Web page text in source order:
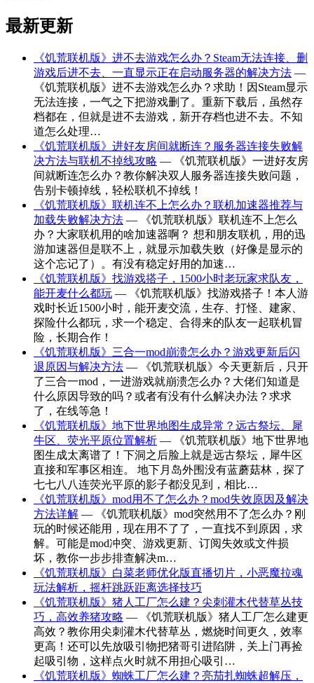
最新更新
《饥荒联机版》进不去游戏怎么办？Steam无法连接、删
游戏后进不去、一直显示正在启动服务器的解决方法 —
《饥荒联机版》进不去游戏怎么办？求助！因Steam显示
无法连接，一气之下把游戏删了。重新下载后，虽然存
档都在，但就是进不去游戏，新开存档也进不去。不知
道怎么处理…
《饥荒联机版》进好友房间就断连？服务器连接失败解
决方法与联机不掉线攻略 — 《饥荒联机版》一进好友房
间就断连怎么办？教你解决双人服务器连接失败问题，
告别卡顿掉线，轻松联机不掉线！
《饥荒联机版》联机连不上怎么办？联机加速器推荐与
加载失败解决方法 — 《饥荒联机版》联机连不上怎么
办？大家联机用的啥加速器啊？ 想和朋友联机，用的迅
游加速器但是联不上，就显示加载失败（好像是显示的
这个忘记了）。有没有稳定好用的加速…
《饥荒联机版》找游戏搭子，1500小时老玩家求队友，
能开麦什么都玩 — 《饥荒联机版》找游戏搭子！本人游
戏时长近1500小时，能开麦交流，生存、打怪、建家、
探险什么都玩，求一个稳定、合得来的队友一起联机冒
险，长期合作！
《饥荒联机版》三合一mod崩溃怎么办？游戏更新后闪
退原因与解决方法 — 《饥荒联机版》今天更新后，只开
了三合一mod，一进游戏就崩溃怎么办？大佬们知道是
什么原因导致的吗？或者有没有什么解决办法？求求
了，在线等急！
《饥荒联机版》地下世界地图生成异常？远古祭坛、犀
牛区、荧光平原位置解析 — 《饥荒联机版》地下世界地
图生成太离谱了！下洞之后脸上就是远古祭坛，犀牛区
直接和军事区相连。 地下月岛外围没有蓝蘑菇林，探了
七七八八连荧光平原的影子都没见到，相比…
《饥荒联机版》mod用不了怎么办？mod失效原因及解决
方法详解 — 《饥荒联机版》mod突然用不了怎么办？刚
玩的时候还能用，现在用不了了，一直找不到原因，求
解。可能是mod冲突、游戏更新、订阅失效或文件损
坏，教你一步步排查解决m…
《饥荒联机版》白菜老师优化版直播切片，小恶魔拉魂
玩法解析，摇杆跳跃距离选择技巧
《饥荒联机版》猪人工厂怎么建？尖刺灌木代替草丛技
巧，高效养猪攻略 — 《饥荒联机版》猪人工厂怎么建更
高效？教你用尖刺灌木代替草丛，燃烧时间更久，效率
更高！还可以先放吸引物把猪哥引进陷阱，关上门再捡
起吸引物，这样点火时就不用担心吸引…
《饥荒联机版》蜘蛛工厂怎么建？亮茄扎蜘蛛超解压，